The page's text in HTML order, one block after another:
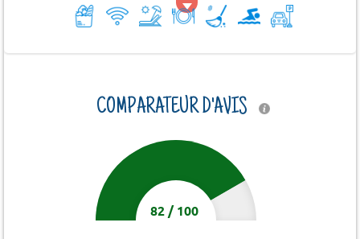
COMPARATEUR D'AVIS
82/100